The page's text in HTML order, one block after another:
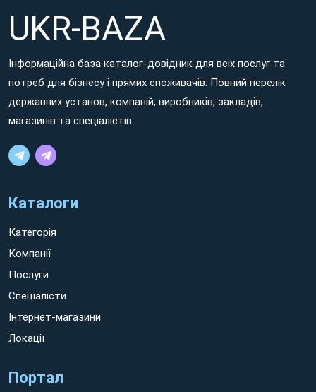
UKR-BAZA
Інформаційна база каталог-довідник для всіх послуг та
потреб для бізнесу і прямих споживачів. Повний перелік
державних установ, компаній, виробників, закладів,
магазинів та спеціалістів.
Каталоги
Категорія
Компанії
Послуги
Спеціалісти
Інтернет-магазини
Локації
Портал